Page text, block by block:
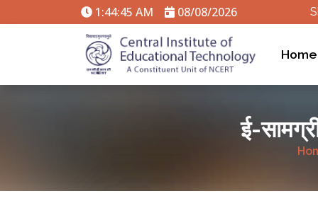
1:44:46 AM 08/08/2026
Home
ई-